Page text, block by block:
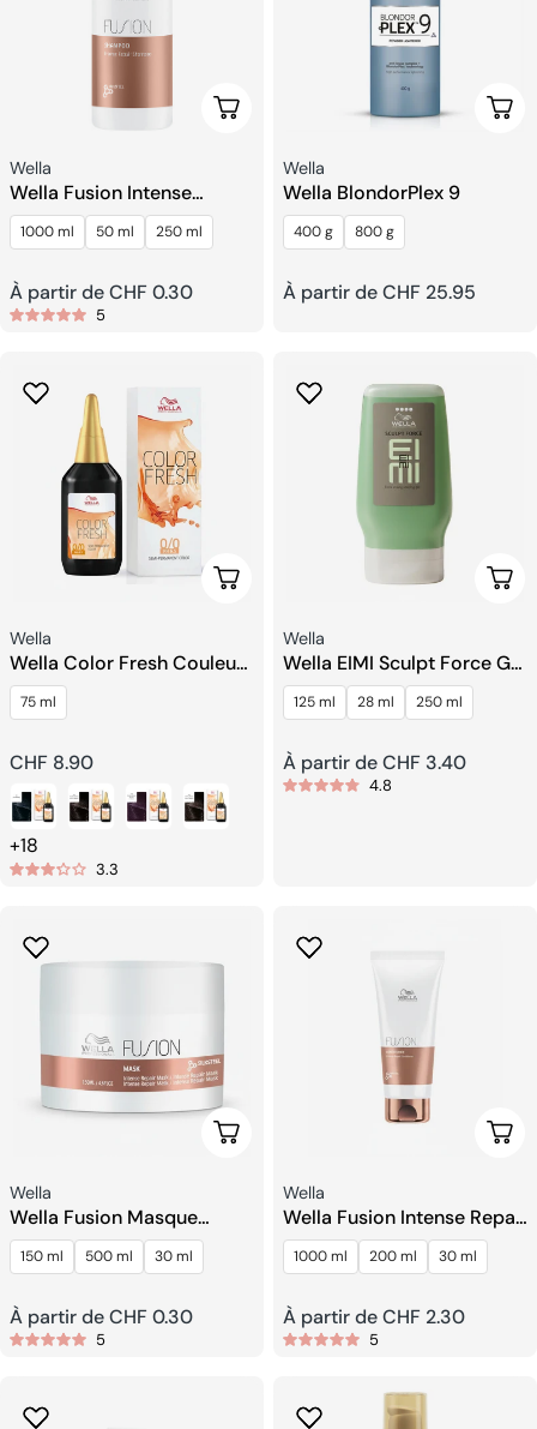
Choisissez Les Options
Fournisseur:
Wella
Wella Fusion Intense
Shampooing Réparateur
1000 ml 50 ml 250 ml
Prix
À partir de CHF 0.30
5
Fournisseur:
Wella
Wella BlondorPlex 9
400 g 800 g
Prix
À partir de CHF 25.95
Choisissez Les Options
Fournisseur:
Wella
Wella Color Fresh Couleur
Semi-Permanente Liquide
75 ml
Prix
habituel
CHF 8.90
+18
3.3
Fournisseur:
Wella
Wella EIMI Sculpt Force Gel
De Mousse
125 ml 28 ml 250 ml
Prix
À partir de CHF 3.40
4.8
Choisissez Les Options
Fournisseur:
Wella
Wella Fusion Masque
Réparateur Intense
150 ml 500 ml 30 ml
Prix
À partir de CHF 0.30
5
Fournisseur:
Wella
Wella Fusion Intense Repair
Après-Shampooing
1000 ml 200 ml 30 ml
Prix
À partir de CHF 2.30
5